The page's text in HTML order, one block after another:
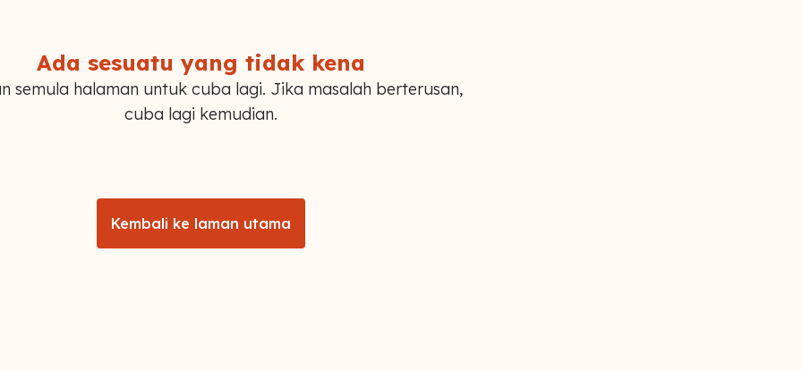
Ada sesuatu yang tidak kena
semula halaman untuk cuba lagi. Jika masalah berterusan,
cuba lagi kemudian.
Kembali ke laman utama